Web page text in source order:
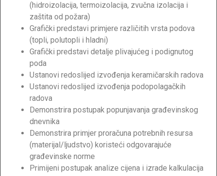
(hidroizolacija, termoizolacija, zvučna izolacija i
zaštita od požara)
Grafički predstavi primjere različitih vrsta podova
(topli, polutopli i hladni)
Grafički predstavi detalje plivajućeg i podignutog
poda
Ustanovi redoslijed izvođenja keramičarskih radova
Ustanovi redoslijed izvođenja podopolagačkih
radova
Demonstrira postupak popunjavanja građevinskog
dnevnika
Demonstrira primjer proračuna potrebnih resursa
(materijal/ljudstvo) koristeći odgovarajuće
građevinske norme
Primijeni postupak analize cijena i izrade kalkulacija